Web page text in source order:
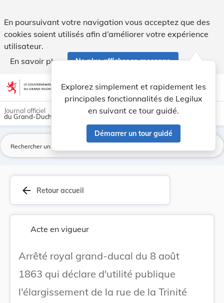
En poursuivant votre navigation vous acceptez que des
cookies soient utilisés afin d’améliorer votre expérience
utilisateur.
En savoir plus
Ne plus afficher ce message
Aller au contenu account_circle help Aide
Explorez simplement et rapidement les
principales fonctionnalités de Legilux
en suivant ce tour guidé.
Démarrer un tour guidé
light_mode dark_mode
Journal officiel
du Grand-Duché de Luxembourg
arrow_back Retour accueil
Acte en vigueur
Arrêté royal grand-ducal du 8 août
1863 qui déclare d'utilité publique
l'élargissement de la rue de la Trinité